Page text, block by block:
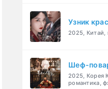
Узник
2025, Китай,
Шеф-
2025, Корея
романтика,